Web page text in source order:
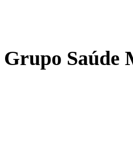
Grupo Saúde